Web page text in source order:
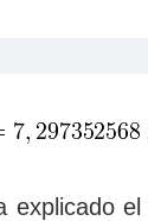
explicado